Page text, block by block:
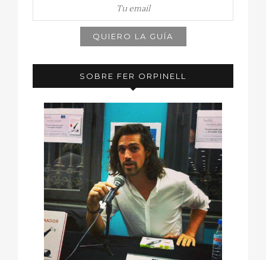
SOBRE FER ORPINELL